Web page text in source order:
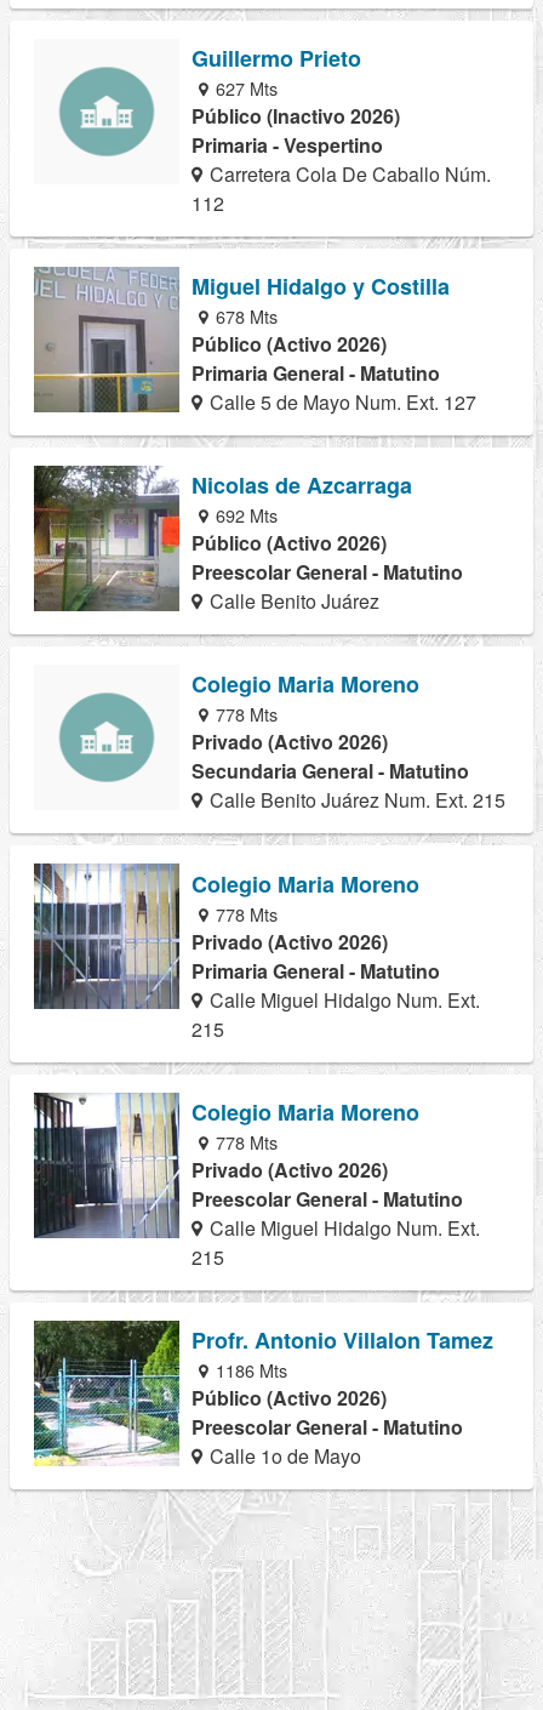
Guillermo Prieto
627 Mts
Público (Inactivo 2026)
Primaria - Vespertino
Carretera Cola De Caballo Núm.
112
Miguel Hidalgo y Costilla
678 Mts
Público (Activo 2026)
Primaria General - Matutino
Calle 5 de Mayo Num. Ext. 127
Nicolas de Azcarraga
692 Mts
Público (Activo 2026)
Preescolar General - Matutino
Calle Benito Juárez
Colegio Maria Moreno
778 Mts
Privado (Activo 2026)
Secundaria General - Matutino
Calle Benito Juárez Num. Ext. 215
Colegio Maria Moreno
778 Mts
Privado (Activo 2026)
Primaria General - Matutino
Calle Miguel Hidalgo Num. Ext.
215
Colegio Maria Moreno
778 Mts
Privado (Activo 2026)
Preescolar General - Matutino
Calle Miguel Hidalgo Num. Ext.
215
Profr. Antonio Villalon Tamez
1186 Mts
Público (Activo 2026)
Preescolar General - Matutino
Calle 1o de Mayo